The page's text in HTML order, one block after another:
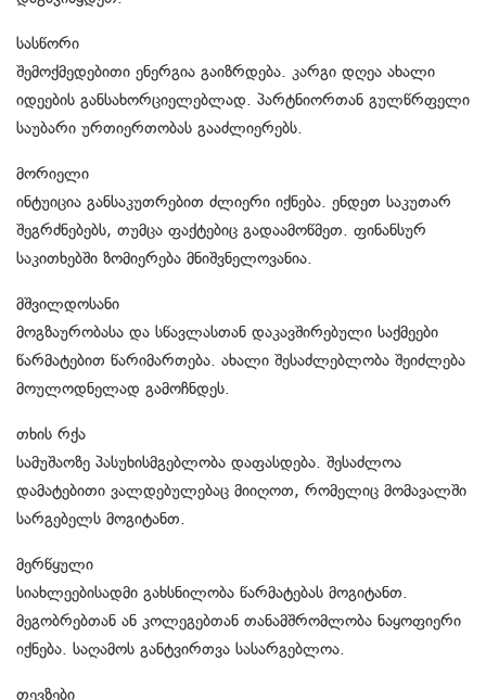
სასწორი
შემოქმედებითი ენერგია გაიზრდება. კარგი დღეა ახალი
იდეების განსახორციელებლად. პარტნიორთან გულწრფელი
საუბარი ურთიერთობას გააძლიერებს.
მორიელი
ინტუიცია განსაკუთრებით ძლიერი იქნება. ენდეთ საკუთარ
შეგრძნებებს, თუმცა ფაქტებიც გადაამოწმეთ. ფინანსურ
საკითხებში ზომიერება მნიშვნელოვანია.
მშვილდოსანი
მოგზაურობასა და სწავლასთან დაკავშირებული საქმეები
წარმატებით წარიმართება. ახალი შესაძლებლობა შეიძლება
მოულოდნელად გამოჩნდეს.
თხის რქა
სამუშაოზე პასუხისმგებლობა დაფასდება. შესაძლოა
დამატებითი ვალდებულებაც მიიღოთ, რომელიც მომავალში
სარგებელს მოგიტანთ.
მერწყული
სიახლეებისადმი გახსნილობა წარმატებას მოგიტანთ.
მეგობრებთან ან კოლეგებთან თანამშრომლობა ნაყოფიერი
იქნება. საღამოს განტვირთვა სასარგებლოა.
თევზები